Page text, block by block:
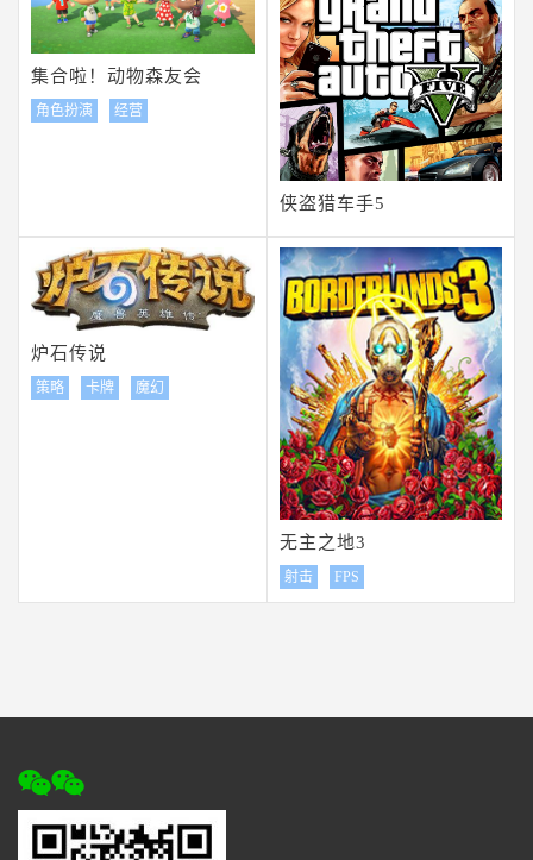
集合啦！动物森友会
角色扮演 经营
侠盗猎车手5
炉石传说
策略 卡牌 魔幻
无主之地3
射击 FPS